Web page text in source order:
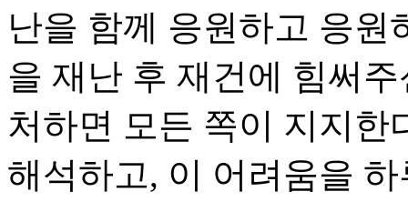
난을 함께 응원하고 응
을 재난 후 재건에 힘써
처하면 모든 쪽이 지지한
해석하고, 이 어려움을